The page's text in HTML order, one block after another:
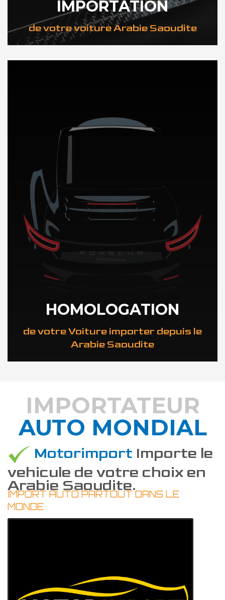
IMPORTATION
de votre voiture Arabie Saoudite
DÉCOUVREZ NOTRE IMPORTATION AUTO en Arabie Saoudite
HOMOLOGATION
de votre Voiture importer depuis le
Arabie Saoudite
DÉCOUVREZ COMMENT
IMPORTATEUR
AUTO MONDIAL
Motorimport Importe le
vehicule de votre choix en
Arabie Saoudite.
IMPORT AUTO PARTOUT DANS LE
MONDE